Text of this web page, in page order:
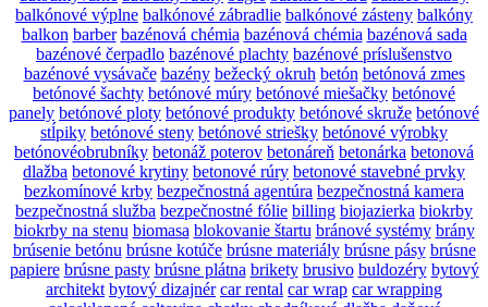
balkónové výplne balkónové zábradlie balkónové zásteny balkóny
balkon barber bazénová chémia bazénová chémia bazénová sada
bazénové čerpadlo bazénové plachty bazénové príslušenstvo
bazénové vysávače bazény bežecký okruh betón betónová zmes
betónové šachty betónové múry betónové miešačky betónové
panely betónové ploty betónové produkty betónové skruže betónové
stĺpiky betónové steny betónové striešky betónové výrobky
betónovéobrubníky betonáž poterov betonáreň betonárka betonová
dlažba betonové krytiny betonové rúry betonové stavebné prvky
bezkomínové krby bezpečnostná agentúra bezpečnostná kamera
bezpečnostná služba bezpečnostné fólie billing biojazierka biokrby
biokrby na stenu biomasa blokovanie štartu bránové systémy brány
brúsenie betónu brúsne kotúče brúsne materiály brúsne pásy brúsne
papiere brúsne pasty brúsne plátna brikety brusivo buldozéry bytový
architekt bytový dizajnér car rental car wrap car wrapping